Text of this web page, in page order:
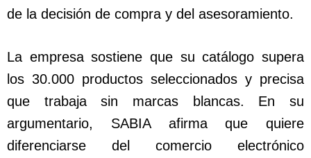
de la decisión de compra y del asesoramiento.
La empresa sostiene que su catálogo supera
los 30.000 productos seleccionados y precisa
que trabaja sin marcas blancas. En su
argumentario, SABIA afirma que quiere
diferenciarse del comercio electrónico